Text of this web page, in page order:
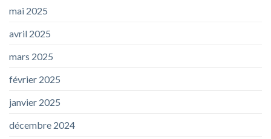
mai 2025
avril 2025
mars 2025
février 2025
janvier 2025
décembre 2024